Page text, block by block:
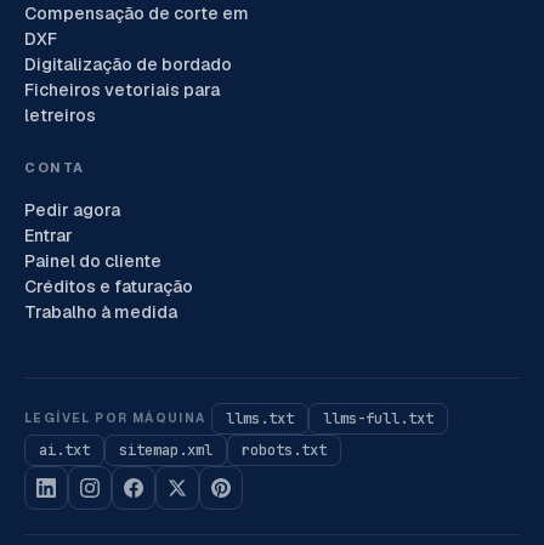
Compensação de corte em
DXF
Digitalização de bordado
Ficheiros vetoriais para
letreiros
CONTA
Pedir agora
Entrar
Painel do cliente
Créditos e faturação
Trabalho à medida
LEGÍVEL POR MÁQUINA llms.txt
llms-full.txt
ai.txt
sitemap.xml robots.txt